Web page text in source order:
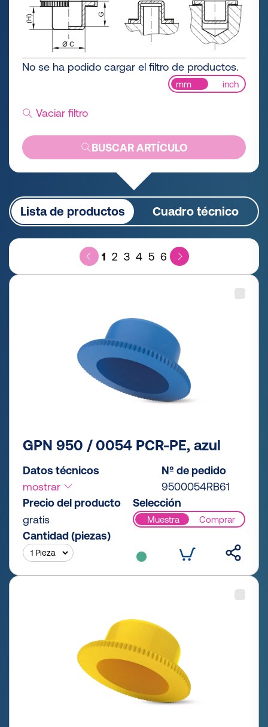
No se ha podido cargar el filtro de productos.
mm inch
Vaciar filtro
BUSCAR ARTÍCULO
Lista de productos Cuadro técnico
1 2 3 4 5 6
GPN 950 / 0054 PCR-PE, azul
Datos técnicos
mostrar
Nº de pedido
9500054RB61
Precio del producto
gratis
Selección
Muestra Comprar
Cantidad (piezas)